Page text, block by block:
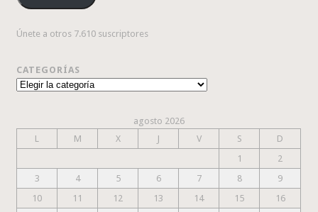
Únete a otros 7.610 suscriptores
CATEGORÍAS
Categorías
agosto 2026
L
M X J V S
D
1
2
3
4 5 6 7 8
9
10
11 12 13 14 15
16